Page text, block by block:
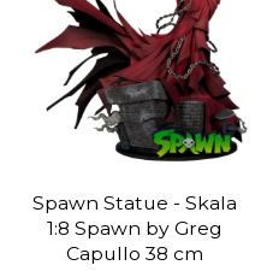
Spawn Statue - Skala
1:8 Spawn by Greg
Capullo 38 cm